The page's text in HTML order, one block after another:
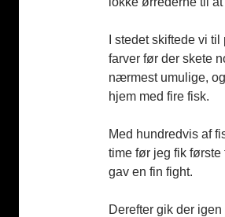
I stedet skiftede vi
farver før der skete
nærmest umulige,
hjem med fire fisk.
Med hundredvis af
time før jeg fik
gav en fin fight.
Derefter gik der